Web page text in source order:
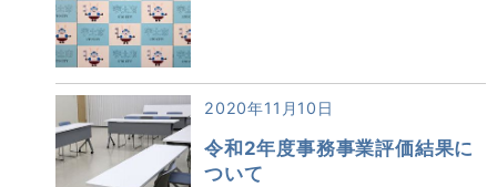
2020年11月10日
令和2年度事務事業評価結果に
ついて